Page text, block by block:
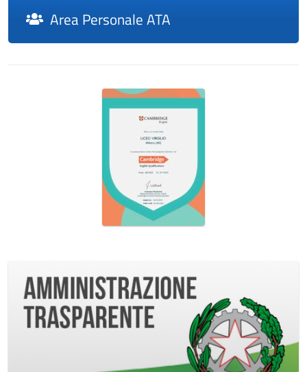
Area Personale ATA